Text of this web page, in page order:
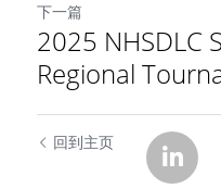
下一篇
2025 NHSDLC
Regional
回到主页